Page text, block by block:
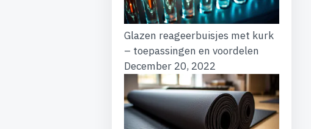
Glazen reageerbuisjes met kurk
– toepassingen en voordelen
December 20, 2022